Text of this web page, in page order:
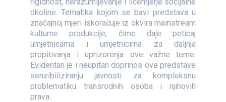
okoline. Tematika kojom se bavi predstava u
značajnoj mjeri iskoračuje iz okvira mainstream
kulturne produkcije, čime daje poticaj
umjetnicama i umjetnicima za daljnja
propitivanja i uprizorenja ove važne teme.
Evidentan je i neupitan doprinos ove predstave
senzibiliziranju javnosti za kompleksnu
problematiku transrodnih osoba i njihovih
prava.